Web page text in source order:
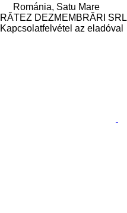
Románia, Satu Mare
RĂTEZ DEZMEMBRĂRI SRL
Kapcsolatfelvétel az eladóval